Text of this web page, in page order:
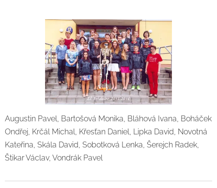
Augustin Pavel, Bartošová Monika, Bláhová Ivana, Boháček
Ondřej, Krčál Michal, Křesťan Daniel, Lipka David, Novotná
Kateřina, Skála David, Sobotková Lenka, Šerejch Radek,
Štikar Václav, Vondrák Pavel